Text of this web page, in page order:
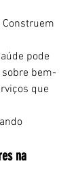
Construem
pode
bem-
que
na